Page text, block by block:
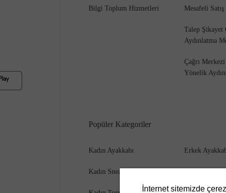
Bilgi Toplum Hizmetleri Mesafeli
Talep Şikayet
Aydınlatma
Çağrı
Yönelik
Popüler Kategoriler
Kadın Ayakkabı
Kadın Sneaker
Erkek
İnternet sitemizde